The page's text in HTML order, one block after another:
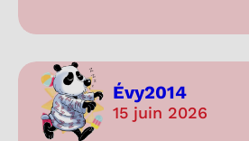
Évy2014
15 juin 2026